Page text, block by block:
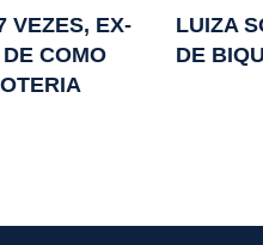
VEZES, EX-
COMO
LUIZA
DE